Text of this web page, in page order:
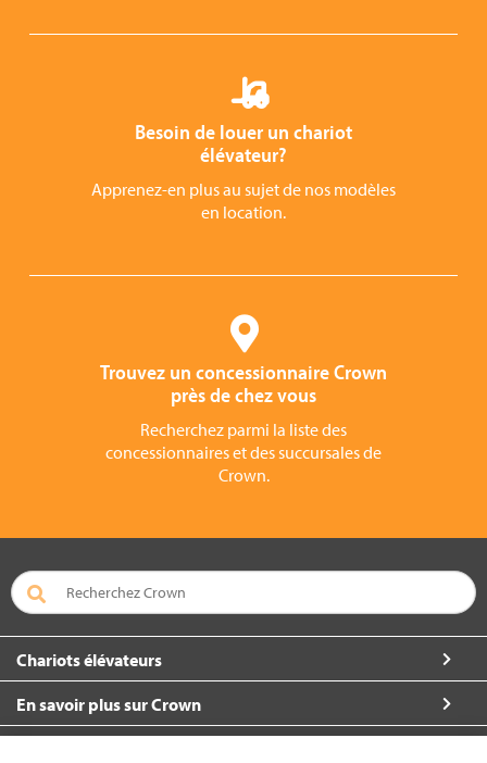
Besoin de louer un chariot
élévateur?
Apprenez-en plus au sujet de nos modèles
en location.
Trouvez un concessionnaire Crown
près de chez vous
Recherchez parmi la liste des
concessionnaires et des succursales de
Crown.
Chariots élévateurs
En savoir plus sur Crown